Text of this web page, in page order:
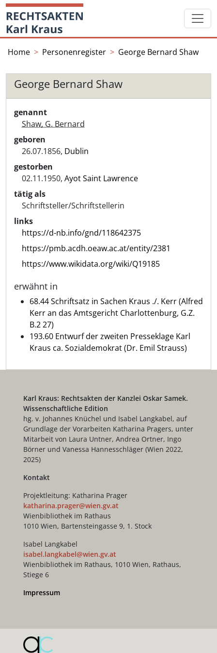
Skip
content
Startseite
Home Personenregister George Bernard Shaw
George Bernard Shaw
genannt
Shaw, G. Bernard
geboren
26.07.1856, Dublin
gestorben
02.11.1950, Ayot Saint Lawrence
tätig als
Schriftsteller/Schriftstellerin
links
https://d-nb.info/gnd/118642375
https://pmb.acdh.oeaw.ac.at/entity/2381
https://www.wikidata.org/wiki/Q19185
erwähnt in
68.44 Schriftsatz in Sachen Kraus ./. Kerr (Alfred
Kerr an das Amtsgericht Charlottenburg, G.Z.
B.2 27)
193.60 Entwurf der zweiten Presseklage Karl
Kraus ca. Sozialdemokrat (Dr. Emil Strauss)
Karl Kraus: Rechtsakten der Kanzlei Oskar Samek.
Wissenschaftliche Edition
hg. v. Johannes Knüchel und Isabel Langkabel, auf
Grundlage der Vorarbeiten Katharina Pragers, unter
Mitarbeit von Laura Untner, Andrea Ortner, Ingo
Börner und Vanessa Hannesschläger (Wien 2022,
2025)
Kontakt
Projektleitung: Katharina Prager
katharina.prager@wien.gv.at
Wienbibliothek im Rathaus
1010 Wien, Bartensteingasse 9, 1. Stock
Isabel Langkabel
isabel.langkabel@wien.gv.at
Wienbibliothek im Rathaus, 1010 Wien, Rathaus,
Stiege 6
Impressum